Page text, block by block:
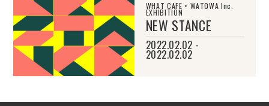
WHAT CAFE × WATOWA Inc.
EXHIBITION
NEW STANCE
2022.02.02 -
2022.02.02